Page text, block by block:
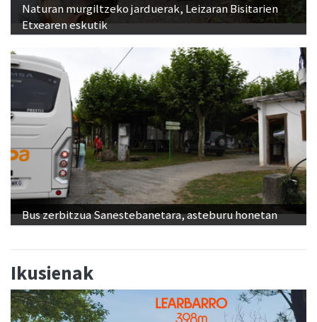
Naturan murgiltzeko jarduerak, Leizaran Bisitarien
Etxearen eskutik
Bus zerbitzua Sanestebanetara, asteburu honetan
Ikusienak